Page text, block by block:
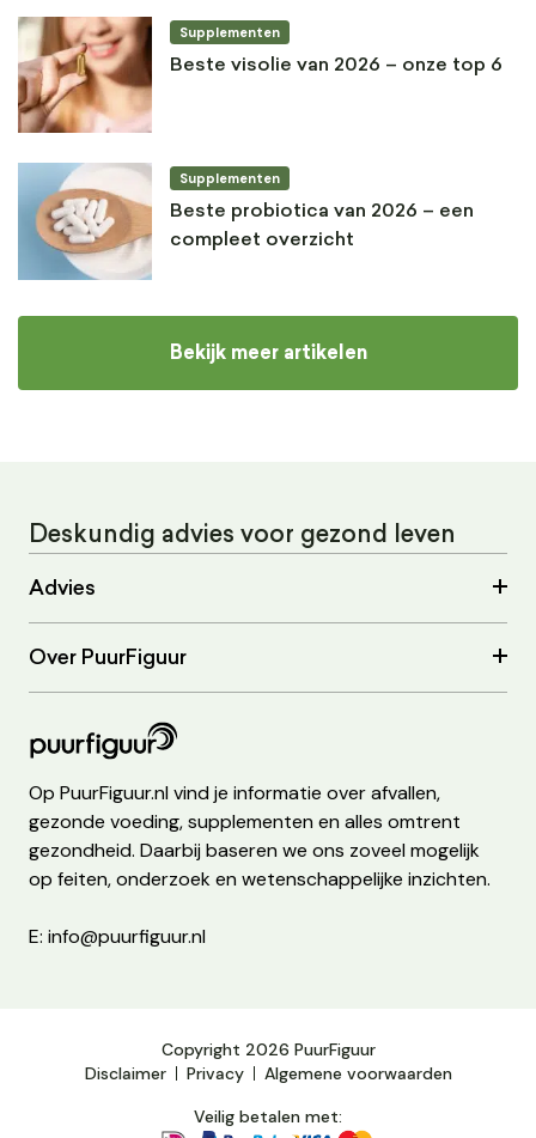
Supplementen
Beste visolie van 2026 – onze top 6
Supplementen
Beste probiotica van 2026 – een
compleet overzicht
Bekijk meer artikelen
Deskundig advies voor gezond leven
Advies
Over PuurFiguur
Op PuurFiguur.nl vind je informatie over afvallen,
gezonde voeding, supplementen en alles omtrent
gezondheid. Daarbij baseren we ons zoveel mogelijk
op feiten, onderzoek en wetenschappelijke inzichten.
E: info@puurfiguur.nl
Copyright 2026 PuurFiguur
Disclaimer
Privacy
Algemene voorwaarden
Veilig betalen met: